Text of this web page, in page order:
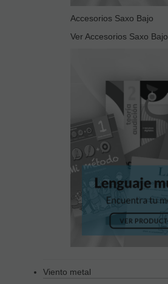
Accesorios Saxo Bajo
Ver Accesorios Saxo Bajo
Viento metal